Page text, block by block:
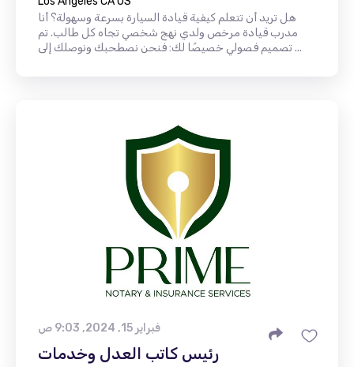
هل تريد أن تتعلم كيفية قيادة السيارة بسرعة وسهولة؟ أنا
مدرب قيادة مرخص ولدي نهج شخصي تجاه كل طالب. تم
تصميم فصولي خصيصًا لك: فنحن نصطحبك ونوصلك إلى ...
فبراير 15, 2024, 9:03 ص
رئيس كاتب العدل وخدمات